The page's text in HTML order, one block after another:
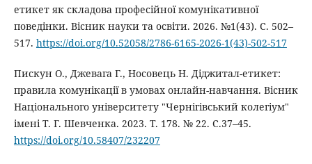
етикет як складова професійної комунікативної
поведінки. Вісник науки та освіти. 2026. №1(43). С. 502–
517. https://doi.org/10.52058/2786-6165-2026-1(43)-502-517
Пискун О., Джевага Г., Носовець Н. Діджитал-етикет:
правила комунікації в умовах онлайн-навчання. Вісник
Національного університету "Чернігівський колегіум"
імені Т. Г. Шевченка. 2023. Т. 178. № 22. C.37–45.
https://doi.org/10.58407/232207